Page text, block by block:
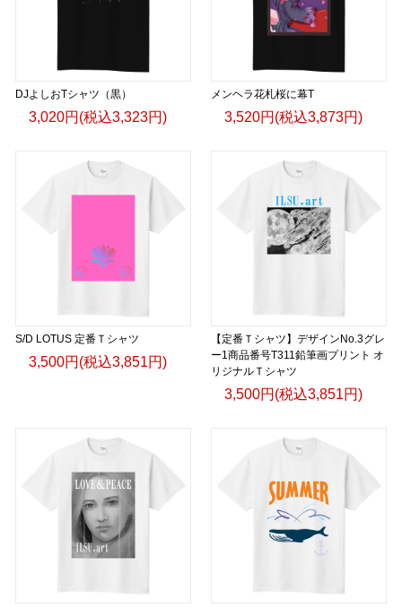
DJよしおTシャツ（黒）
3,020円(税込3,323円)
メンヘラ花札桜に幕T
3,520円(税込3,873円)
S/D LOTUS 定番Ｔシャツ
3,500円(税込3,851円)
【定番Ｔシャツ】デザインNo.3グレ
ー1商品番号T311鉛筆画プリント オ
リジナルＴシャツ
3,500円(税込3,851円)